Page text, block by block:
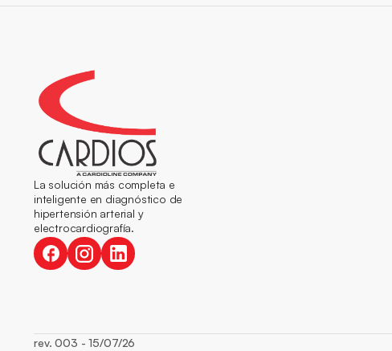
La solución más completa e
inteligente en diagnóstico de
hipertensión arterial y
electrocardiografía.
rev. 003 - 15/07/26